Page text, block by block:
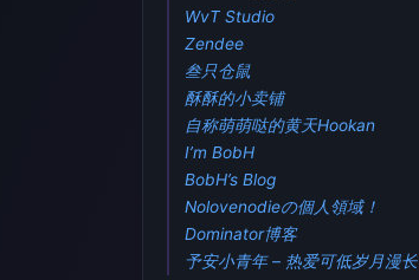
WvT Studio
Zendee
叁只仓鼠
酥酥的小卖铺
自称萌萌哒的黄天Hookan
I’m BobH
BobH’s Blog
Nolovenodieの個人領域！
Dominator博客
予安小青年 – 热爱可低岁月漫长